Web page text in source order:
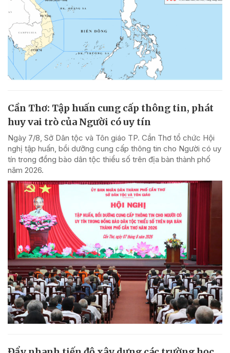
Cần Thơ: Tập huấn cung cấp thông tin, phát
huy vai trò của Người có uy tín
Ngày 7/8, Sở Dân tộc và Tôn giáo TP. Cần Thơ tổ chức Hội
nghị tập huấn, bồi dưỡng cung cấp thông tin cho Người có uy
tín trong đồng bào dân tộc thiểu số trên địa bàn thành phố
năm 2026.